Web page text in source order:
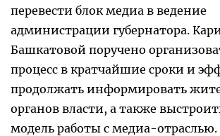
перевести блок медиа в ведение
администрации губернатора.
Башкатовой поручено
процесс в кратчайшие сроки и
продолжать информировать
органов власти, а также
модель работы с медиа-отраслью.